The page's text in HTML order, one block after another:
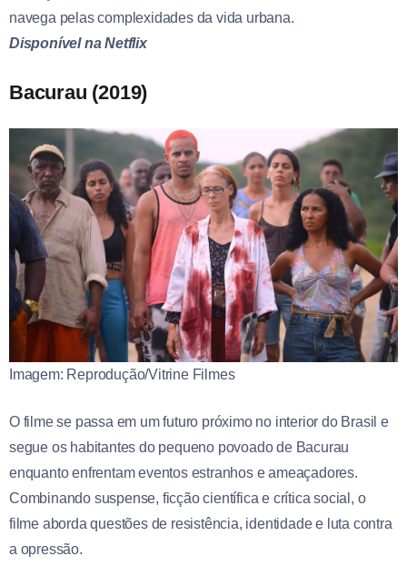
navega pelas complexidades da vida urbana.
Disponível na Netflix
Bacurau (2019)
Imagem: Reprodução/Vitrine Filmes
O filme se passa em um futuro próximo no interior do Brasil e
segue os habitantes do pequeno povoado de Bacurau
enquanto enfrentam eventos estranhos e ameaçadores.
Combinando suspense, ficção científica e crítica social, o
filme aborda questões de resistência, identidade e luta contra
a opressão.